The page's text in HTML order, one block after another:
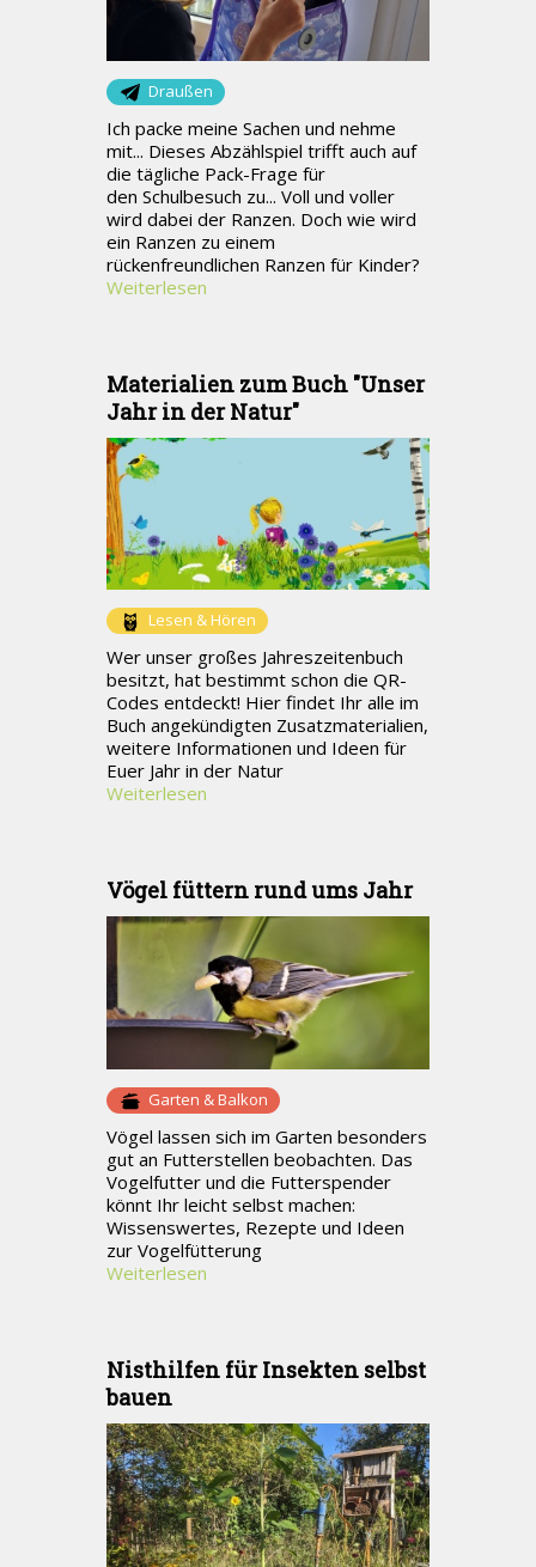
Draußen
Ich packe meine Sachen und nehme
mit... Dieses Abzählspiel trifft auch auf
die tägliche Pack-Frage für
den Schulbesuch zu... Voll und voller
wird dabei der Ranzen. Doch wie wird
ein Ranzen zu einem
rückenfreundlichen Ranzen für Kinder?
Weiterlesen
Materialien zum Buch "Unser
Jahr in der Natur"
Lesen & Hören
Wer unser großes Jahreszeitenbuch
besitzt, hat bestimmt schon die QR-
Codes entdeckt! Hier findet Ihr alle im
Buch angekündigten Zusatzmaterialien,
weitere Informationen und Ideen für
Euer Jahr in der Natur
Weiterlesen
Vögel füttern rund ums Jahr
Garten & Balkon
Vögel lassen sich im Garten besonders
gut an Futterstellen beobachten. Das
Vogelfutter und die Futterspender
könnt Ihr leicht selbst machen:
Wissenswertes, Rezepte und Ideen
zur Vogelfütterung
Weiterlesen
Nisthilfen für Insekten selbst
bauen